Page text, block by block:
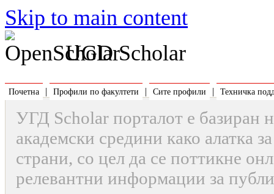
Skip to main content
UGD Scholar
Почетна | Профили по факултети | Сите профили | Техничка
УГД Scholar порталот е базиран
академски средини како алатка
страни, со цел да се поттикне
релевантни информации за